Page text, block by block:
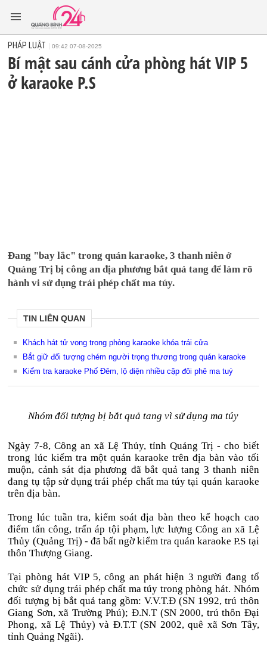
PHÁP LUẬT 09:42 07-08-2025
Bí mật sau cánh cửa phòng hát VIP 5
ở karaoke P.S
Đang "bay lắc" trong quán karaoke, 3 thanh niên ở
Quảng Trị bị công an địa phương bắt quả tang để làm rõ
hành vi sử dụng trái phép chất ma túy.
TIN LIÊN QUAN
Khách hát tử vong trong phòng karaoke khóa trái cửa
Bắt giữ đối tượng chém người trọng thương trong quán karaoke
Kiểm tra karaoke Phố Đêm, lộ diện nhiều cặp đôi phê ma tuý
Nhóm đối tượng bị bắt quả tang vì sử dụng ma túy
Ngày 7-8, Công an xã Lệ Thủy, tỉnh Quảng Trị - cho biết
trong lúc kiểm tra một quán karaoke trên địa bàn vào tối
muộn, cảnh sát địa phương đã bắt quả tang 3 thanh niên
đang tụ tập sử dụng trái phép chất ma túy tại quán karaoke
trên địa bàn.
Trong lúc tuần tra, kiểm soát địa bàn theo kế hoạch cao
điểm tấn công, trấn áp tội phạm, lực lượng Công an xã Lệ
Thủy (Quảng Trị) - đã bất ngờ kiểm tra quán karaoke P.S tại
thôn Thượng Giang.
Tại phòng hát VIP 5, công an phát hiện 3 người đang tổ
chức sử dụng trái phép chất ma túy trong phòng hát. Nhóm
đối tượng bị bắt quả tang gồm: V.V.T.Đ (SN 1992, trú thôn
Giang Sơn, xã Trường Phú); Đ.N.T (SN 2000, trú thôn Đại
Phong, xã Lệ Thủy) và Đ.T.T (SN 2002, quê xã Sơn Tây,
tỉnh Quảng Ngãi).